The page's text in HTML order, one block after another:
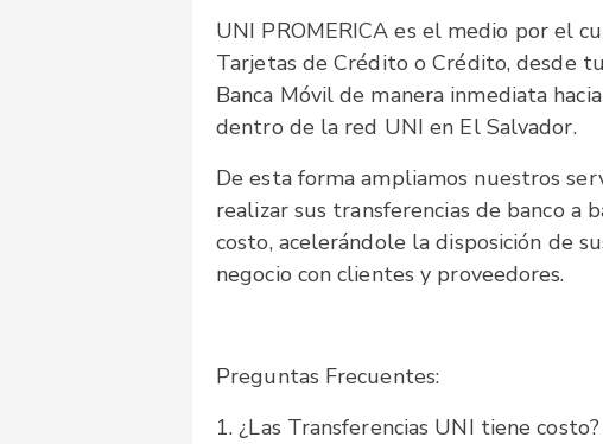
UNI PROMERICA es el medio por el
Tarjetas de Crédito o Crédito, desde
Banca Móvil de manera inmediata
dentro de la red UNI en El Salvador.
De esta forma ampliamos nuestros
realizar sus transferencias de banco a
costo, acelerándole la disposición de
negocio con clientes y proveedores.
Preguntas Frecuentes:
1. ¿Las Transferencias UNI tiene